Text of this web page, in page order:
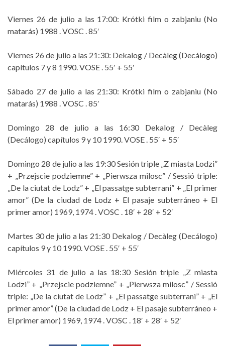
Viernes 26 de julio a las 17:00: Krótki film o zabjaniu (No
matarás) 1988 . VOSC . 85′
Viernes 26 de julio a las 21:30: Dekalog / Decàleg (Decálogo)
capítulos 7 y 8 1990. VOSE . 55′ + 55′
Sábado 27 de julio a las 21:30: Krótki film o zabjaniu (No
matarás) 1988 . VOSC . 85′
Domingo 28 de julio a las 16:30 Dekalog / Decàleg
(Decálogo) capítulos 9 y 10 1990. VOSE . 55′ + 55′
Domingo 28 de julio a las 19:30 Sesión triple „Z miasta Lodzi”
+ „Przejscie podziemne” + „Pierwsza milosc” / Sessió triple:
„De la ciutat de Lodz” + „El passatge subterrani” + „El primer
amor” (De la ciudad de Lodz + El pasaje subterráneo + El
primer amor) 1969, 1974 . VOSC . 18′ + 28′ + 52′
Martes 30 de julio a las 21:30 Dekalog / Decàleg (Decálogo)
capítulos 9 y 10 1990. VOSE . 55′ + 55′
Miércoles 31 de julio a las 18:30 Sesión triple „Z miasta
Lodzi” + „Przejscie podziemne” + „Pierwsza milosc” / Sessió
triple: „De la ciutat de Lodz” + „El passatge subterrani” + „El
primer amor” (De la ciudad de Lodz + El pasaje subterráneo +
El primer amor) 1969, 1974 . VOSC . 18′ + 28′ + 52′